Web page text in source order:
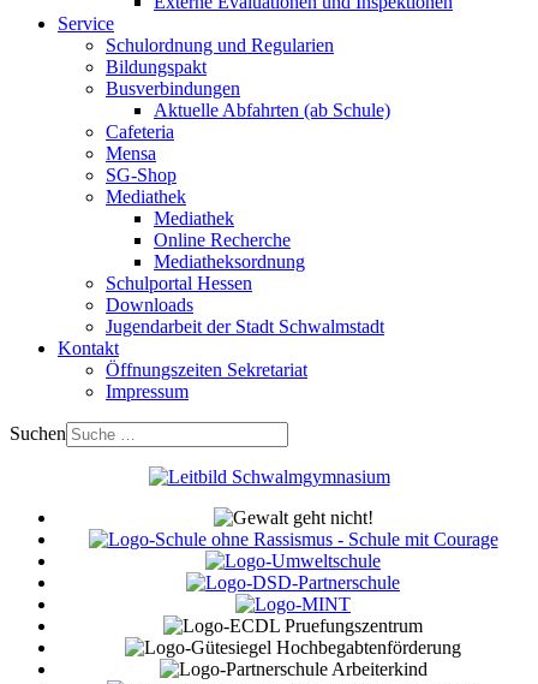
Service
Schulordnung und Regularien
Bildungspakt
Busverbindungen
Aktuelle Abfahrten (ab Schule)
Cafeteria
Mensa
SG-Shop
Mediathek
Mediathek
Online Recherche
Mediatheksordnung
Schulportal Hessen
Downloads
Jugendarbeit der Stadt Schwalmstadt
Kontakt
Öffnungszeiten Sekretariat
Impressum
Suchen